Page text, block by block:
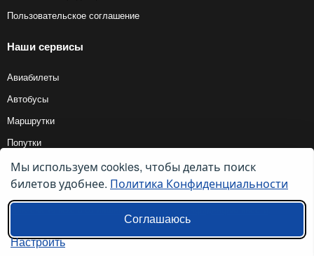
Пользовательское соглашение
Наши сервисы
Авиабилеты
Автобусы
Маршрутки
Попутки
© 2012 — 2026, Biletyplus, ООО «Инновэйтив Трэвел Текнолоджиз». Все
права защищены. Использование этого сайта означает принятие правил
Мы используем cookies, чтобы делать поиск
билетов удобнее. Политика Конфиденциальности
Соглашаюсь
Настроить